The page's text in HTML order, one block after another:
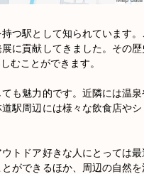
つ駅として知られています
に貢献してきました。その歴
むことができます。
も魅力的です。近隣には温
駅周辺には様々な飲食店や
トドア好きな人にとっては
ができるほか、周辺の自然